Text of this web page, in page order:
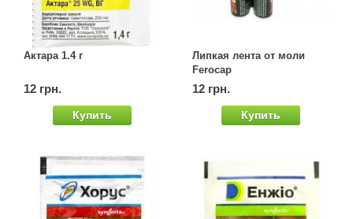
Актара 1.4 г
12 грн.
Купить
Липкая лента от моли
Ferocap
12 грн.
Купить